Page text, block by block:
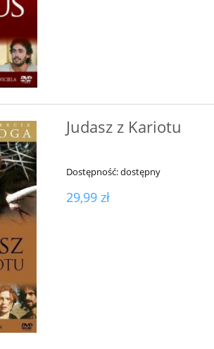
Judasz z Kariotu
Dostępność:dostępny
29,99 zł